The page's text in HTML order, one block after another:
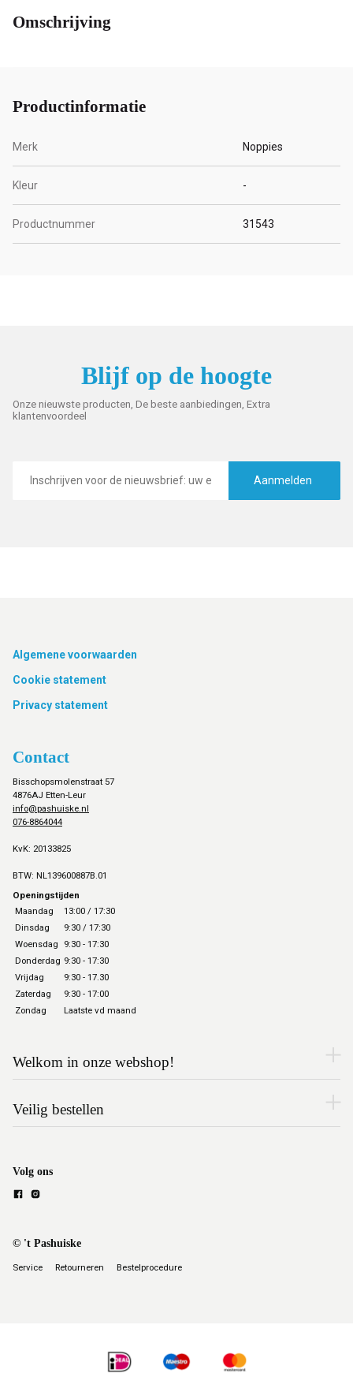
Omschrijving
Productinformatie
Merk Noppies
Kleur -
Productnummer 31543
Blijf op de hoogte
Onze nieuwste producten, De beste aanbiedingen, Extra
klantenvoordeel
mailadres
Aanmelden
Footer
Algemene voorwaarden
Cookie statement
Privacy statement
Contact
Bisschopsmolenstraat 57
4876AJ Etten-Leur
info@pashuiske.nl
076-8864044
KvK: 20133825
BTW: NL139600887B.01
Openingstijden
Maandag
13:00 / 17:30
Dinsdag
9:30 / 17:30
Woensdag
9:30 - 17:30
Donderdag 9:30 - 17:30
Vrijdag
9:30 - 17.30
Zaterdag
9:30 - 17:00
Zondag
Laatste vd maand
Welkom in onze webshop!
Veilig bestellen
Volg ons
© 't Pashuiske
Service Retourneren Bestelprocedure